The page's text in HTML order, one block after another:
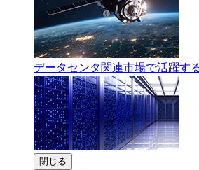
データセンタ関連市場で活躍す
閉じる